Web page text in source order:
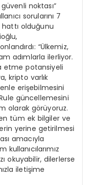
noktası”
sorularını 7
olduğunu
“Ülkemiz,
adımlarla ilerliyor.
etme potansiyeli
kripto varlık
erişebilmesini
güncellemesini
olarak görüyoruz.
tüm ek bilgiler ve
yerine getirilmesi
amacıyla
kullanıcılarımız
okuyabilir, dilerlerse
iletişime